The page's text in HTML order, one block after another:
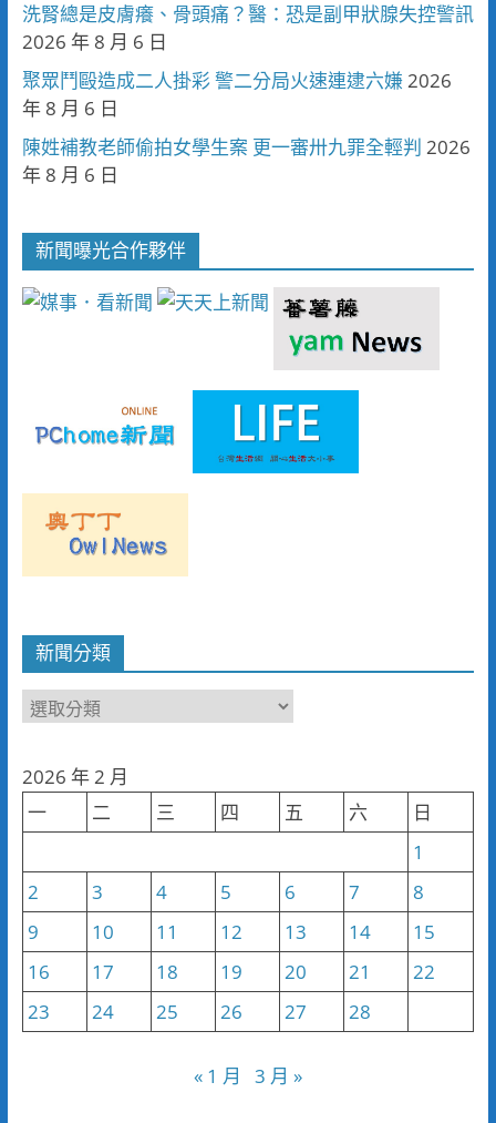
洗腎總是皮膚癢、骨頭痛？醫：恐是副甲狀腺失控警訊
2026 年 8 月 6 日
聚眾鬥毆造成二人掛彩 警二分局火速連逮六嫌2026
年 8 月 6 日
陳姓補教老師偷拍女學生案 更一審卅九罪全輕判 2026
年 8 月 6 日
新聞曝光合作夥伴
新聞分類
新
類
2026 年 2 月
一
二 三 四 五 六
日
1
2
3 4 5 6 7
8
9
10 11 12 13 14
15
16
17 18 19 20 21
22
23
24 25 26 27 28
« 1 月 3 月 »